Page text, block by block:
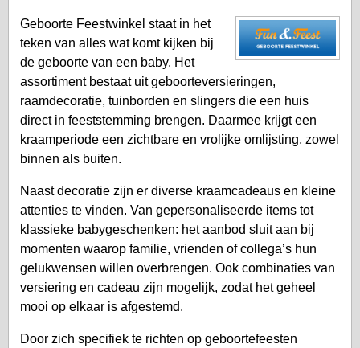
Geboorte Feestwinkel staat in het
teken van alles wat komt kijken bij
de geboorte van een baby. Het
assortiment bestaat uit geboorteversieringen,
raamdecoratie, tuinborden en slingers die een huis
direct in feeststemming brengen. Daarmee krijgt een
kraamperiode een zichtbare en vrolijke omlijsting, zowel
binnen als buiten.
Naast decoratie zijn er diverse kraamcadeaus en kleine
attenties te vinden. Van gepersonaliseerde items tot
klassieke babygeschenken: het aanbod sluit aan bij
momenten waarop familie, vrienden of collega’s hun
gelukwensen willen overbrengen. Ook combinaties van
versiering en cadeau zijn mogelijk, zodat het geheel
mooi op elkaar is afgestemd.
Door zich specifiek te richten op geboortefeesten